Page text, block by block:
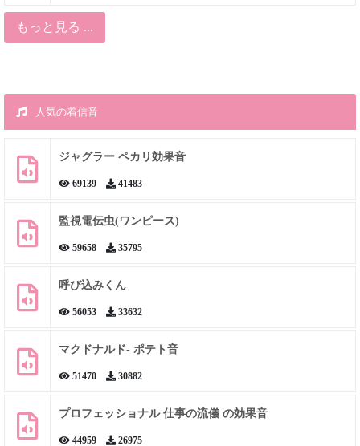
もっと見る ...
人気の着信音
ジャグラー ペカリ効果音
69139 41483
監視電伝虫(ワンピース)
59658 35795
呼び込みくん
56053 33632
マクドナルド- ポテト音
51470 30882
プロフェッショナル 仕事の流儀 の効果音
44959 26975